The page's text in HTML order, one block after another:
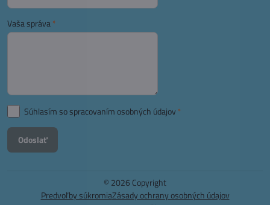
Vaša správa*
Súhlasím so spracovaním osobných údajov *
Odoslať
© 2026 Copyright
Predvoľby súkromiaZásady ochrany osobných údajov